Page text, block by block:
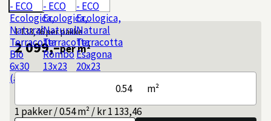
1 133,46per pakke
2 099,–per m²
m²
1 pakker / 0.54 m² / kr 1 133,46